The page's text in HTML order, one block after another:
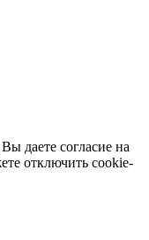
даете согласие на
отключить cookie-